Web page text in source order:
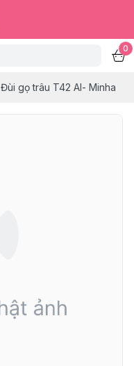
0
Đùi gọ trâu T42 Al- Minha